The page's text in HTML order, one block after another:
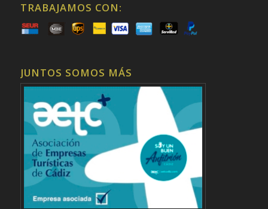
TRABAJAMOS CON:
JUNTOS SOMOS MÁS